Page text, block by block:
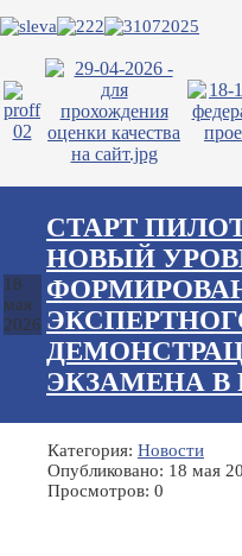
18
мая
2026
СТАРТ
НОВЫЙ
ЭКЗАМЕНА В
Категория: Новости
Опубликовано: 18 мая
Просмотров: 0